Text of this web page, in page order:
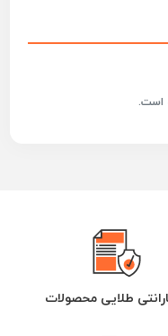
است.
طلایی محصولات